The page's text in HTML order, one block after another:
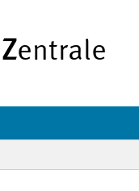
Zentrale